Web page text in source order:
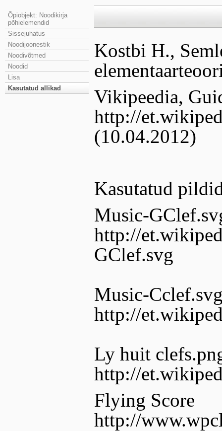
Õpiobjekt: Noodikirja
põhielemendid
Sissejuhatus
Noodijoonestik
Noodivõtmed
Noodid
Lisa
Kasutatud allikad
Kostbi H.,
Vikipeedia,
http://
(10.04.2012)
Kasutatud
Music-
http://
GClef.svg
Music-
http://
Ly huit
http://
Flying Score
http://